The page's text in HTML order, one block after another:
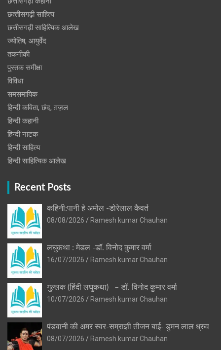
छत्‍तीसगढ़ी साहित्‍य
छत्तीसगढ़ी साहित्यिक आलेख
ज्योतिष, आयुर्वेद
तकनीकी
पुस्‍तक समीक्षा
विविधा
समसमायिक
हिन्दी कविता, छंद, ग़ज़ल
हिन्दी कहानी
हिन्‍दी नाटक
हिन्दी साहित्य
हिन्दी साहित्यिक आलेख
Recent Posts
कहिनी:पानी हे अमोल -डोरेलाल कैवर्त
08/08/2026
Ramesh kumar Chauhan
लघुकथा : मेडल -डॉ. विनोद कुमार वर्मा
16/07/2026
Ramesh kumar Chauhan
गुल्लक (हिंदी लघुकथा) – डॉ. विनोद कुमार वर्मा
10/07/2026
Ramesh kumar Chauhan
पंडवानी की अमर स्वर-सम्राज्ञी तीजन बाई- डुमन लाल ध्रुव
08/07/2026
Ramesh kumar Chauhan